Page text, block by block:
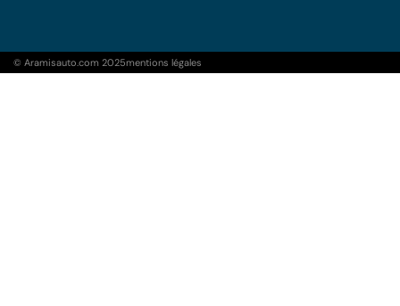
© Aramisauto.com 2025mentions légales